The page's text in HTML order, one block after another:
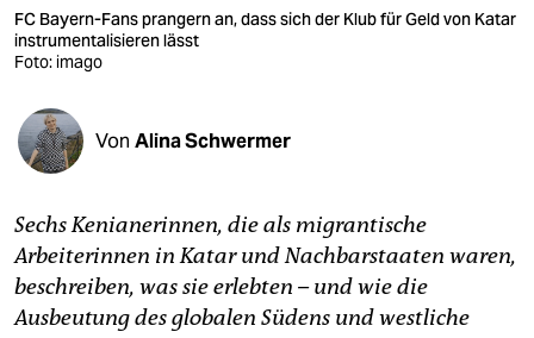
verlag
veranstaltungen
shop
fragen & hilfe
abo
genossenschaft
FC Bayern-Fans prangern an, dass sich der Klub für Geld von Katar
instrumentalisieren lässt
Foto: imago
Von Alina Schwermer
Sechs Kenianerinnen, die als migrantische
Arbeiterinnen in Katar und Nachbarstaaten waren,
beschreiben, was sie erlebten – und wie die
Ausbeutung des globalen Südens und westliche